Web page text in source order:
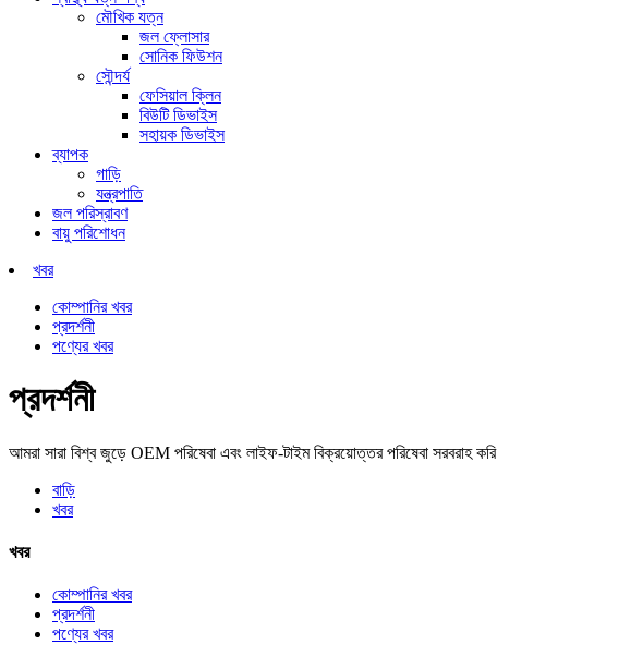
মৌখিক যত্ন
জল ফ্লোসার
সোনিক ফিউশন
সৌন্দর্য
ফেসিয়াল ক্লিন
বিউটি ডিভাইস
সহায়ক ডিভাইস
ব্যাপক
গাড়ি
যন্ত্রপাতি
জল পরিস্রাবণ
বায়ু পরিশোধন
খবর
কোম্পানির খবর
প্রদর্শনী
পণ্যের খবর
প্রদর্শনী
আমরা সারা বিশ্ব জুড়ে OEM পরিষেবা এবং লাইফ-টাইম বিক্রয়োত্তর পরিষেবা সরবরাহ করি
বাড়ি
খবর
খবর
কোম্পানির খবর
প্রদর্শনী
পণ্যের খবর